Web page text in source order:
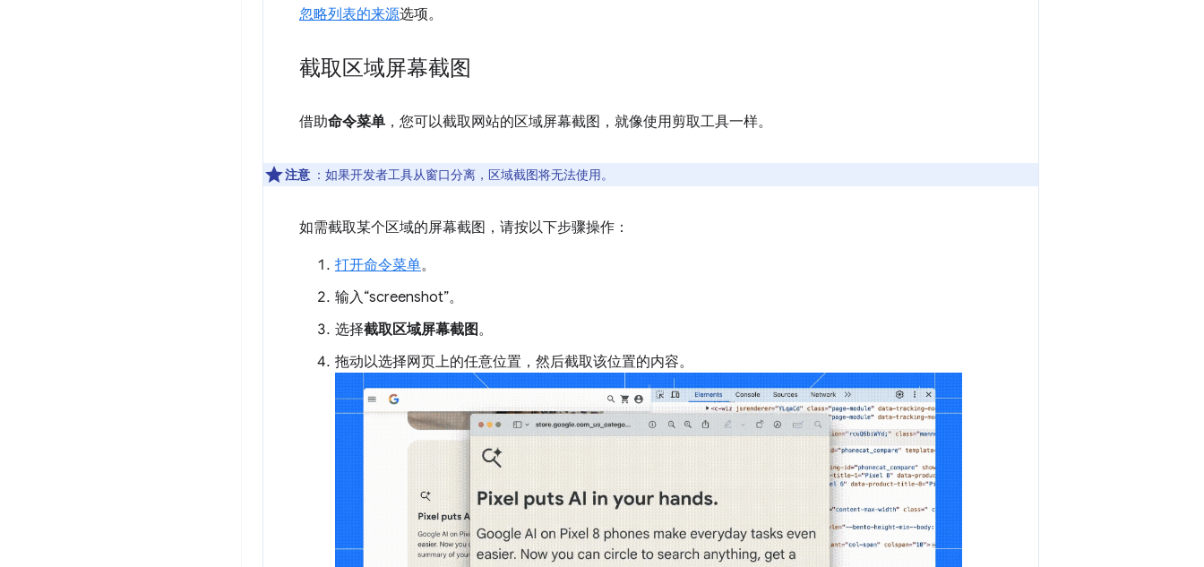
忽略列表的来源选项。
截取区域屏幕截图
借助命令菜单 ，您可以截取网站的区域屏幕截图，就像使用剪取工具一样。
注意 ：如果开发者工具从窗口分离，区域截图将无法使用。
如需截取某个区域的屏幕截图，请按以下步骤操作：
打开命令菜单。
输入“screenshot”。
选择截取区域屏幕截图。
拖动以选择网页上的任意位置，然后截取该位置的内容。